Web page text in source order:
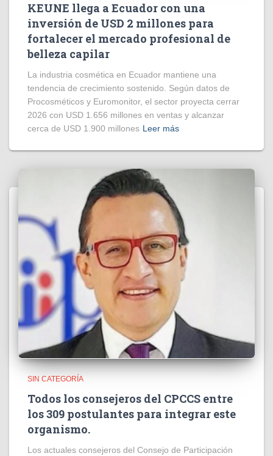
KEUNE llega a Ecuador con una
inversión de USD 2 millones para
fortalecer el mercado profesional de
belleza capilar
La industria cosmética en Ecuador mantiene una
tendencia de crecimiento sostenido. Según datos de
Procosméticos y Euromonitor, el sector proyecta cerrar
2026 con USD 1.656 millones en ventas y alcanzar
cerca de USD 1.900 millones Leer más
SIN CATEGORÍA
Todos los consejeros del CPCCS entre
los 309 postulantes para integrar este
organismo.
Los actuales consejeros del Consejo de Participación